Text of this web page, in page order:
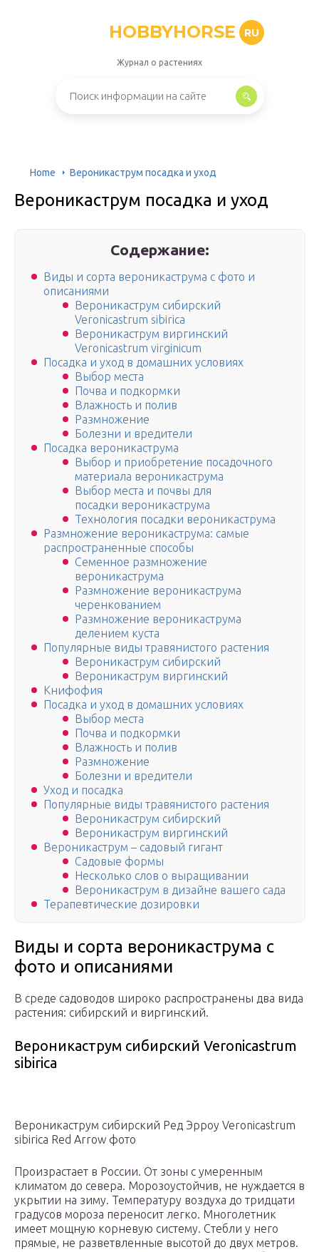
HOBBYHORSE RU
Журнал о растениях
Home Вероникаструм посадка и уход
Вероникаструм посадка и уход
Содержание:
Виды и сорта вероникаструма с фото и
описаниями
Вероникаструм сибирский
Veronicastrum sibirica
Вероникаструм виргинский
Veronicastrum virginicum
Посадка и уход в домашних условиях
Выбор места
Почва и подкормки
Влажность и полив
Размножение
Болезни и вредители
Посадка вероникаструма
Выбор и приобретение посадочного
материала вероникаструма
Выбор места и почвы для
посадки вероникаструма
Технология посадки вероникаструма
Размножение вероникаструма: самые
распространенные способы
Семенное размножение
вероникаструма
Размножение вероникаструма
черенкованием
Размножение вероникаструма
делением куста
Популярные виды травянистого растения
Вероникаструм сибирский
Вероникаструм виргинский
Книфофия
Посадка и уход в домашних условиях
Выбор места
Почва и подкормки
Влажность и полив
Размножение
Болезни и вредители
Уход и посадка
Популярные виды травянистого растения
Вероникаструм сибирский
Вероникаструм виргинский
Вероникаструм – садовый гигант
Садовые формы
Несколько слов о выращивании
Вероникаструм в дизайне вашего сада
Терапевтические дозировки
Виды и сорта вероникаструма с
фото и описаниями
В среде садоводов широко распространены два вида
растения: сибирский и виргинский.
Вероникаструм сибирский Veronicastrum
sibirica
Вероникаструм сибирский Ред Эрроу Veronicastrum
sibirica Red Arrow фото
Произрастает в России. От зоны с умеренным
климатом до севера. Морозоустойчив, не нуждается в
укрытии на зиму. Температуру воздуха до тридцати
градусов мороза переносит легко. Многолетник
имеет мощную корневую систему. Стебли у него
прямые, не разветвленные высотой до двух метров.